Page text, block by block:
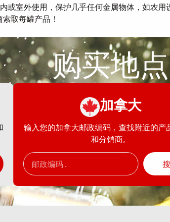
或室外使用，保护几乎任何金属物体，如农
取每罐产品！
购买地点
加拿大
输入您的加拿大邮政编码，查找附近的产
和分销商。